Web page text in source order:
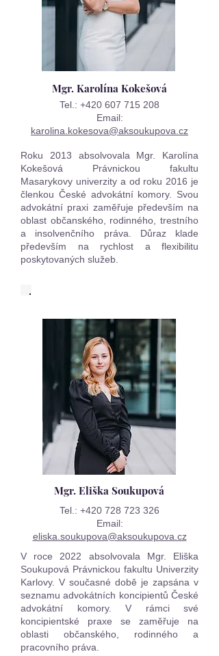
Mgr. Karolína Kokešová
Tel.: +420 607 715 208
Email:
karolina.kokesova@aksoukupova.cz
Roku 2013 absolvovala Mgr. Karolína
Kokešová Právnickou fakultu
Masarykovy univerzity a od roku 2016 je
členkou České advokátní komory. Svou
advokátní praxi zaměřuje především na
oblast občanského, rodinného, trestního
a insolvenčního práva. Důraz klade
především na rychlost a flexibilitu
poskytovaných služeb.
Mgr. Eliška Soukupová
Tel.: +420 728 723 326
Email:
eliska.soukupova@aksoukupova.cz
V roce 2022 absolvovala Mgr. Eliška
Soukupová Právnickou fakultu Univerzity
Karlovy. V současné době je zapsána v
seznamu advokátních koncipientů České
advokátní komory. V rámci své
koncipientské praxe se zaměřuje na
oblasti občanského, rodinného a
pracovního práva.